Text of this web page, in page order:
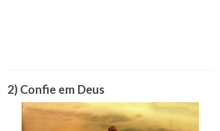
2) Confie em Deus